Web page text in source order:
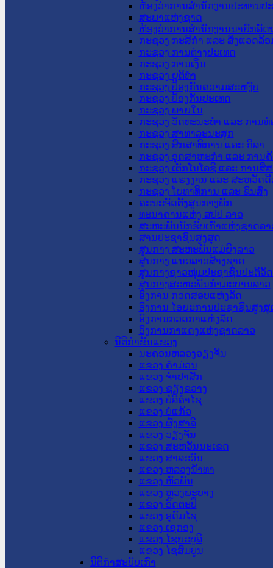
ຫ້ອງວ່າການສໍານັກງານປະທານປ
ສະພາແຫ່ງຊາດ
ຫ້ອງວ່າການສຳນັກງານນາຍົກລັດ
ກະຊວງ ກະສິກຳ ແລະ ສິ່ງແວດລ້ອ
ກະຊວງ ການຕ່າງປະເທດ
ກະຊວງ ການເງິນ
ກະຊວງ ຍຸຕິທໍາ
ກະຊວງ ປ້ອງກັນຄວາມສະຫງົບ
ກະຊວງ ປ້ອງກັນປະເທດ
ກະຊວງ ພາຍໃນ
ກະຊວງ ວັດທະນະທຳ ແລະ ການທ່
ກະຊວງ ສາທາລະນະສຸກ
ກະຊວງ ສຶກສາທິການ ແລະ ກິລາ
ກະຊວງ ອຸດສາຫະກຳ ແລະ ການຄ້
ກະຊວງ ເຕັກໂນໂລຊີ ແລະ ການສື່
ກະຊວງ ແຮງງານ ແລະ ສະຫວັດ
ກະຊວງ ໂຍທາທິການ ແລະ ຂົນສົ່ງ
ຄະນະຈັດຕັ້ງສູນກາງພັກ
ທະນາຄານແຫ່ງ ສປປ ລາວ
ສະຫະພັນນັກຮົບເກົ່າແຫ່ງຊາດລາ
ສານປະຊາຊົນສູງສຸດ
ສູນກາງ ສະຫະພັນແມ່ຍິງລາວ
ສູນກາງ ແນວລາວສ້າງຊາດ
ສູນກາງຊາວໜຸ່ມປະຊາຊົນປະຕິວັ
ສູນກາງສະຫະພັນກຳມະບານລາວ
ອົງການ ກວດສອບແຫ່ງລັດ
ອົງການ ໄອຍະການປະຊາຊົນສູງສຸ
ອົງການກວດກາແຫ່ງລັດ
ອົງການກາແດງແຫ່ງຊາດລາວ
ນິຕິກໍາຂັ້ນແຂວງ
ນະ​ຄອນ​ຫລວງວຽງຈັນ
ແຂວງ ຄໍາມ່ວນ
ແຂວງ ຈໍາປາສັກ
ແຂວງ ຊຽງຂວາງ
ແຂວງ ບໍລິຄໍາໄຊ
ແຂວງ ບໍ່ແກ້ວ
ແຂວງ ຜົ້ງສາລີ
ແຂວງ ວຽງຈັນ
ແຂວງ ສະຫວັນນະເຂດ
ແຂວງ ສາລະວັນ
ແຂວງ ຫລວງນໍ້າທາ
ແຂວງ ຫົວພັນ
ແຂວງ ຫຼວງພະບາງ
ແຂວງ ອັດຕະປື
ແຂວງ ອຸດົມໄຊ
ແຂວງ ເຊກອງ
ແຂວງ ໄຊຍະບູລີ
ແຂວງ ໄຊສົມບູນ
ນິຕິກໍາສະບັບເກົ່າ